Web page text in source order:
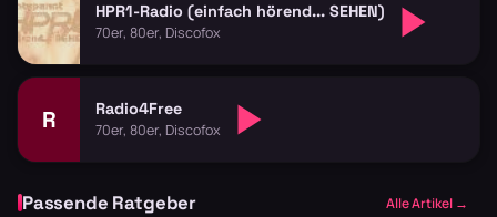
HPR1-Radio (einfach hörend... SEHEN)
70er, 80er, Discofox
R Radio4Free
70er, 80er, Discofox
Passende Ratgeber Alle Artikel →